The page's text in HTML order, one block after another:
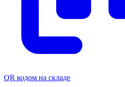
QR кодом на складе